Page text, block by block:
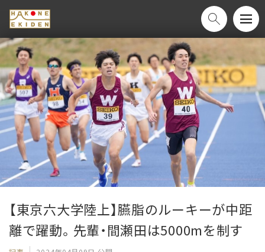
【東京六大学陸上】臙脂のルーキーが中距
離で躍動。先輩・間瀬田は5000mを制す